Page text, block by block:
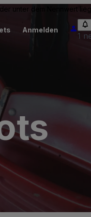
unter dem Nennwert
Anmelden
1